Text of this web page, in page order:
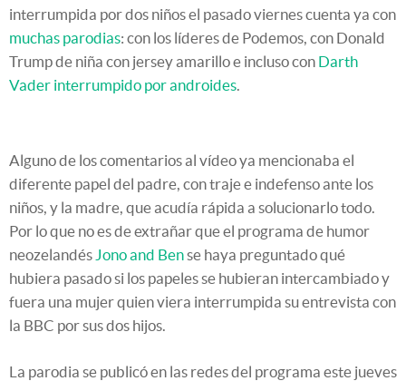
interrumpida por dos niños el pasado viernes cuenta ya con
muchas parodias: con los líderes de Podemos, con Donald
Trump de niña con jersey amarillo e incluso con Darth
Vader interrumpido por androides
Alguno de los comentarios al vídeo ya mencionaba el
diferente papel del padre, con traje e indefenso ante los
niños, y la madre, que acudía rápida a solucionarlo todo.
Por lo que no es de extrañar que el programa de humor
neozelandés Jono and Bense haya preguntado qué
hubiera pasado si los papeles se hubieran intercambiado y
fuera una mujer quien viera interrumpida su entrevista con
la BBC por sus dos hijos.
La parodia se publicó en las redes del programa este jueves